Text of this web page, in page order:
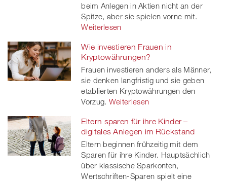
beim Anlegen in Aktien nicht an der
Spitze, aber sie spielen vorne mit.
Weiterlesen
Wie investieren Frauen in
Kryptowährungen?
Frauen investieren anders als Männer,
sie denken langfristig und sie geben
etablierten Kryptowährungen den
Vorzug. Weiterlesen
Eltern sparen für ihre Kinder –
digitales Anlegen im Rückstand
Eltern beginnen frühzeitig mit dem
Sparen für ihre Kinder. Hauptsächlich
über klassische Sparkonten,
Wertschriften-Sparen spielt eine